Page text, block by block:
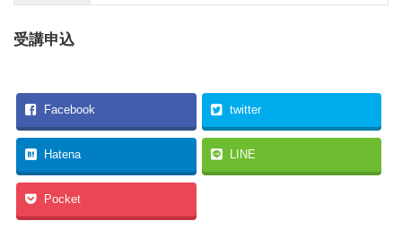
受講申込
Facebook twitter
Hatena LINE
Pocket